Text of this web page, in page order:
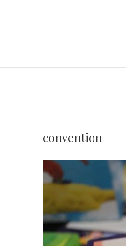
convention